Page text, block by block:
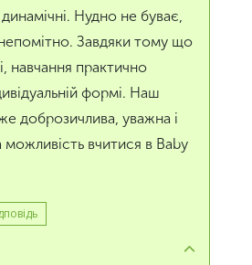
динамічні. Нудно не буває,
Завдяки тому що
навчання практично
формі. Наш
доброзичлива, уважна і
вчитися в Baby